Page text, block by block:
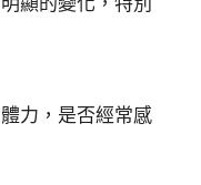
力，是否經常感